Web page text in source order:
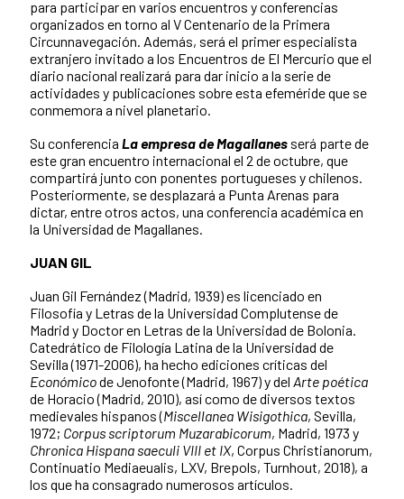
para participar en varios encuentros y conferencias
organizados en torno al V Centenario de la Primera
Circunnavegación. Además, será el primer especialista
extranjero invitado a los Encuentros de El Mercurio que el
diario nacional realizará para dar inicio a la serie de
actividades y publicaciones sobre esta efeméride que se
conmemora a nivel planetario.
Su conferencia La empresa de Magallanes será parte de
este gran encuentro internacional el 2 de octubre, que
compartirá junto con ponentes portugueses y chilenos.
Posteriormente, se desplazará a Punta Arenas para
dictar, entre otros actos, una conferencia académica en
la Universidad de Magallanes.
JUAN GIL
Juan Gil Fernández (Madrid, 1939) es licenciado en
Filosofía y Letras de la Universidad Complutense de
Madrid y Doctor en Letras de la Universidad de Bolonia.
Catedrático de Filología Latina de la Universidad de
Sevilla (1971-2006), ha hecho ediciones críticas del
Económicode Jenofonte (Madrid, 1967) y del Arte poética
de Horacio (Madrid, 2010), así como de diversos textos
medievales hispanos (Miscellanea Wisigothica, Sevilla,
1972; Corpus scriptorum Muzarabicorum, Madrid, 1973 y
Chronica Hispana saeculi VIII et IX, Corpus Christianorum,
Continuatio Mediaeualis, LXV, Brepols, Turnhout, 2018), a
los que ha consagrado numerosos artículos.